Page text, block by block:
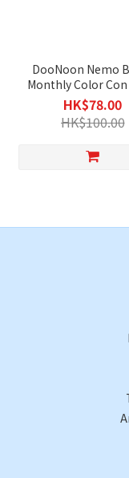
DooNoon Nemo
Monthly Color Con
HK$78.00
HK$100.00